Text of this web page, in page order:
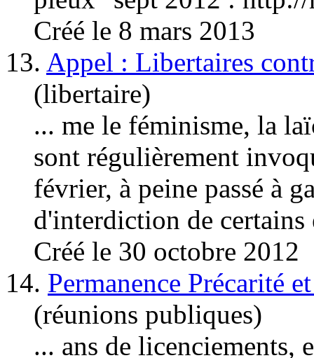
Créé le 8 mars 2013
13. Appel : Libertaires
(libertaire)
... me le féminisme, la
sont régulièrement
février, à peine passé à
d'interdiction de certains
Créé le 30 octobre 2012
14. Permanence Précarité
(réunions publiques)
... ans de licenciements,